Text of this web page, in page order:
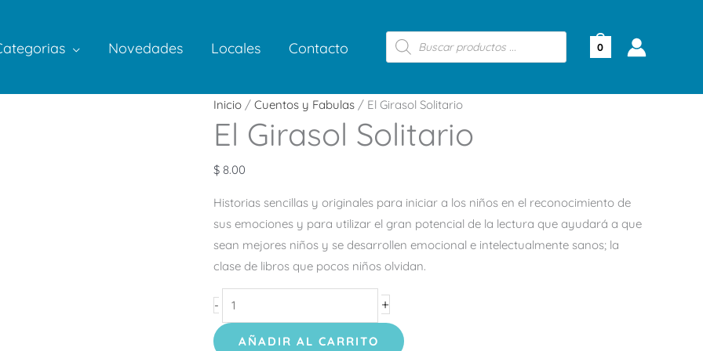
Novedades Locales Contacto
Búsqueda
de
productos
0
Inicio / Cuentos y Fabulas / El Girasol Solitario
El Girasol Solitario
$ 8.00
Historias sencillas y originales para iniciar a los niños en el reconocimiento de
sus emociones y para utilizar el gran potencial de la lectura que ayudará a que
sean mejores niños y se desarrollen emocional e intelectualmente sanos; la
clase de libros que pocos niños olvidan.
-
El
Girasol
Solitario
cantidad
+
AÑADIR AL CARRITO